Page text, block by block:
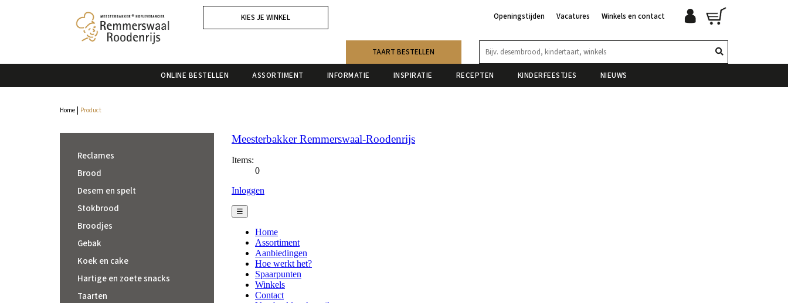
KIES JE WINKEL Openingstijden Vacatures Winkels en contact
TAART BESTELLEN
ONLINE BESTELLEN ASSORTIMENT INFORMATIE INSPIRATIE RECEPTEN KINDERFEESTJES NIEUWS
Home | Product
Reclames
Brood
Desem en spelt
Stokbrood
Broodjes
Gebak
Koek en cake
Hartige en zoete snacks
Taarten